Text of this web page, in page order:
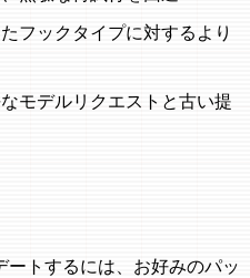
たフックタイプに対するより
モデルリクエストと古い提
ートするには、お好みのパッ